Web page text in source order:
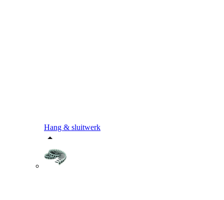
Hang & sluitwerk